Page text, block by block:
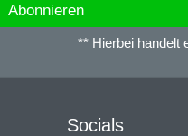
Abonnieren
** Hierbei handelt
Socials